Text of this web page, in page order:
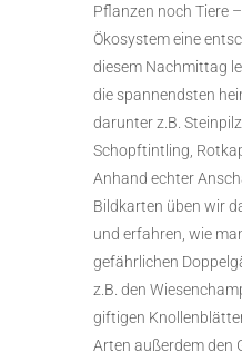
Pflanzen noch Tiere
Ökosystem eine
diesem Nachmittag
die spannendsten
darunter z.B.
Schopftintling,
Anhand echter
Bildkarten üben wir
und erfahren, wie
gefährlichen
z.B. den
giftigen
Arten außerdem den